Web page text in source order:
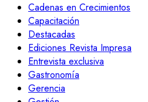
Cadenas en Crecimientos
Capacitación
Destacadas
Ediciones Revista Impresa
Entrevista exclusiva
Gastronomía
Gerencia